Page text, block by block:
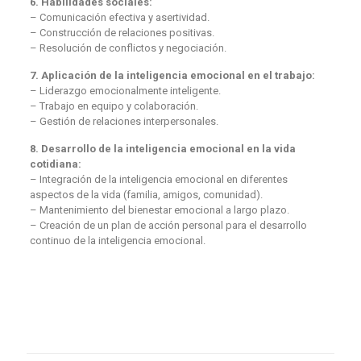
– Comunicación efectiva y asertividad.
– Construcción de relaciones positivas.
– Resolución de conflictos y negociación.
7. Aplicación de la inteligencia emocional en el trabajo:
– Liderazgo emocionalmente inteligente.
– Trabajo en equipo y colaboración.
– Gestión de relaciones interpersonales.
8. Desarrollo de la inteligencia emocional en la vida
cotidiana:
– Integración de la inteligencia emocional en diferentes
aspectos de la vida (familia, amigos, comunidad).
– Mantenimiento del bienestar emocional a largo plazo.
– Creación de un plan de acción personal para el desarrollo
continuo de la inteligencia emocional.